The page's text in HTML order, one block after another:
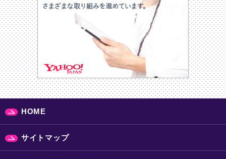
HOME
サイトマップ